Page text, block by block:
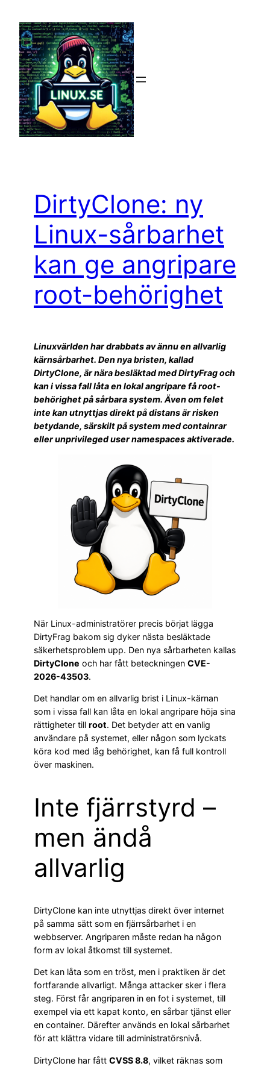
innehåll
DirtyClone: ny
Linux-sårbarhet
kan ge angripare
root-behörighet
Linuxvärlden har drabbats av ännu en allvarlig
kärnsårbarhet. Den nya bristen, kallad
DirtyClone, är nära besläktad med DirtyFrag och
kan i vissa fall låta en lokal angripare få root-
behörighet på sårbara system. Även om felet
inte kan utnyttjas direkt på distans är risken
betydande, särskilt på system med containrar
eller unprivileged user namespaces aktiverade.
När Linux-administratörer precis börjat lägga
DirtyFrag bakom sig dyker nästa besläktade
säkerhetsproblem upp. Den nya sårbarheten kallas
DirtyClone och har fått beteckningen CVE-
2026-43503.
Det handlar om en allvarlig brist i Linux-kärnan
som i vissa fall kan låta en lokal angripare höja sina
rättigheter till root. Det betyder att en vanlig
användare på systemet, eller någon som lyckats
köra kod med låg behörighet, kan få full kontroll
över maskinen.
Inte fjärrstyrd –
men ändå
allvarlig
DirtyClone kan inte utnyttjas direkt över internet
på samma sätt som en fjärrsårbarhet i en
webbserver. Angriparen måste redan ha någon
form av lokal åtkomst till systemet.
Det kan låta som en tröst, men i praktiken är det
fortfarande allvarligt. Många attacker sker i flera
steg. Först får angriparen in en fot i systemet, till
exempel via ett kapat konto, en sårbar tjänst eller
en container. Därefter används en lokal sårbarhet
för att klättra vidare till administratörsnivå.
DirtyClone har fått CVSS 8.8, vilket räknas som